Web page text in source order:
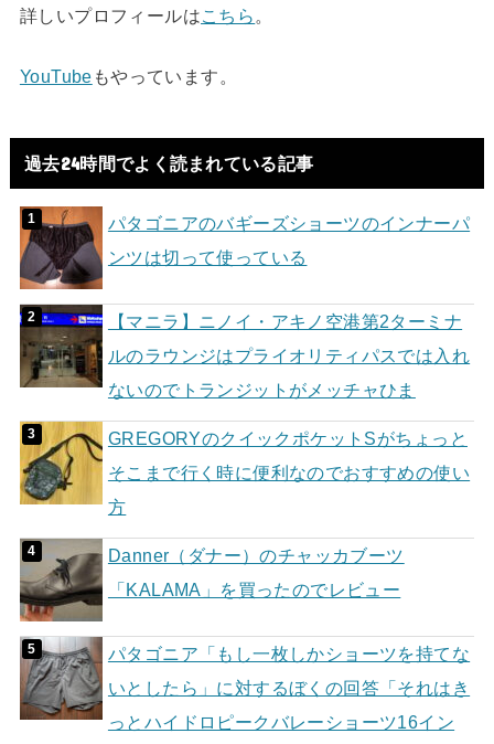
詳しいプロフィールはこちら 。
YouTube もやっています。
過去24時間でよく読まれている記事
パタゴニアのバギーズショーツのインナーパ
ンツは切って使っている
【マニラ】ニノイ・アキノ空港第2ターミナ
ルのラウンジはプライオリティパスでは入れ
ないのでトランジットがメッチャひま
GREGORYのクイックポケットSがちょっと
そこまで行く時に便利なのでおすすめの使い
方
Danner（ダナー）のチャッカブーツ
「KALAMA」を買ったのでレビュー
パタゴニア「もし一枚しかショーツを持てな
いとしたら」に対するぼくの回答「それはき
っとハイドロピークバレーショーツ16イン